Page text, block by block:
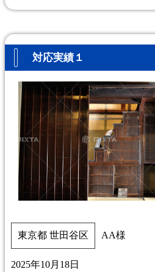
対応実績１
東京都 世田谷区 AA様
2025年10月18日